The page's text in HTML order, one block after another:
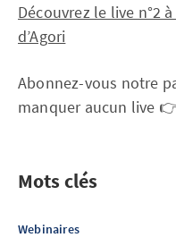
Découvrez le live n°2
d’Agori
Abonnez-vous notre
manquer aucun live
Mots clés
Webinaires